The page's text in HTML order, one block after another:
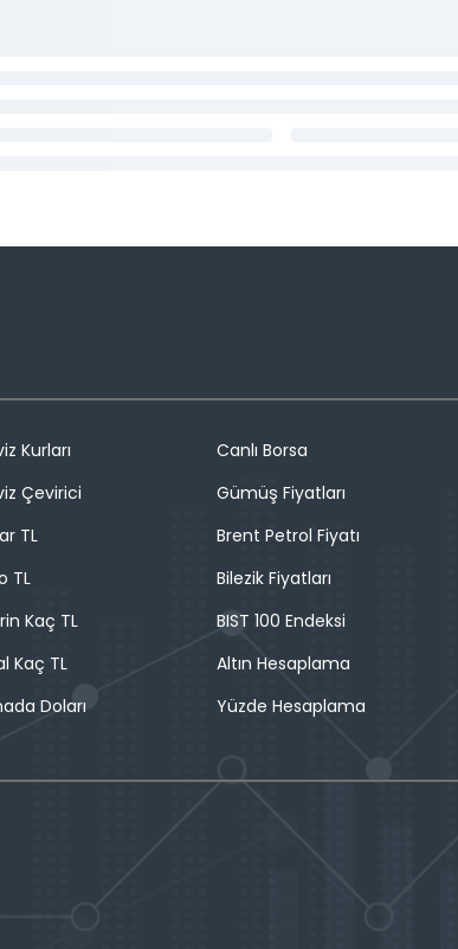
Kurları
Çevirici
TL
TL
Kaç TL
Kaç TL
Doları
Canlı Borsa
Gümüş Fiyatları
Brent Petrol Fiyatı
Bilezik Fiyatları
BIST 100 Endeksi
Altın Hesaplama
Yüzde Hesaplama